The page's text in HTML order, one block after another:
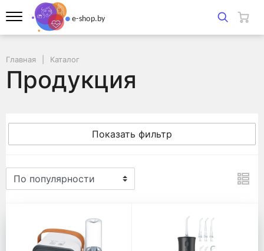
Главная Каталог
Продукция
Показать фильтр
Продукция